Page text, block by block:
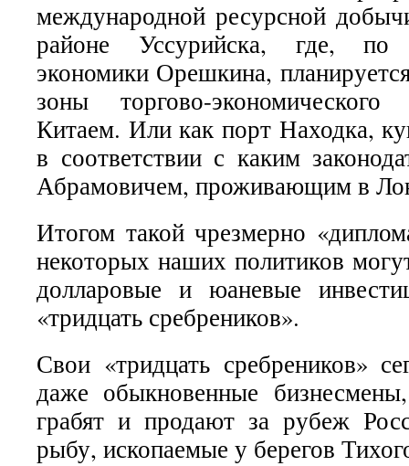
международной ресурсной
районе Уссурийска, где, по
экономики Орешкина,
зоны торгово-
Китаем. Или как порт Находка,
в соответствии с каким
Абрамовичем, проживающим в
Итогом такой чрезмерно
некоторых наших политиков
долларовые и юаневые
«тридцать сребреников».
Свои «тридцать сребреников»
даже обыкновенные
грабят и продают за рубеж
рыбу, ископаемые у берегов